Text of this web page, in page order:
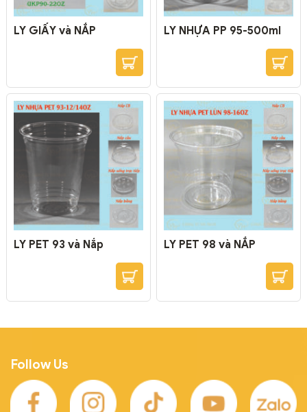
LY GIẤY và NẮP LY NHỰA PP 95-500ml
LY PET 93 và Nắp LY PET 98 và NẮP
Follow Us